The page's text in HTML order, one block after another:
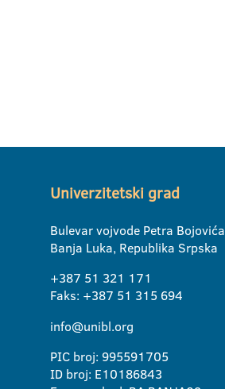
Univerzitetski grad
Bulevar vojvode Petra Bojovića
Banja Luka, Republika Srpska
+387 51 321 171
Faks: +387 51 315 694
info@unibl.org
PIC broj: 995591705
ID broj: E10186843